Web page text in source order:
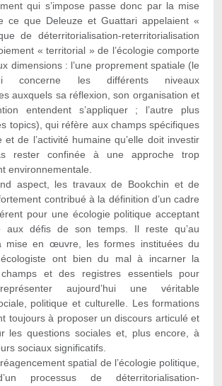
qui s’impose passe donc par la mise
ce que Deleuze et Guattari appelaient «
de déterritorialisation-reterritorialisation
« territorial » de l’écologie comporte
dimensions : l’une proprement spatiale (le
concerne les différents niveaux
auxquels sa réflexion, son organisation et
entendent s’appliquer ; l’autre plus
topics), qui réfère aux champs spécifiques
de l’activité humaine qu’elle doit investir
rester confinée à une approche trop
environnementale.
aspect, les travaux de Bookchin et de
contribué à la définition d’un cadre
pour une écologie politique acceptant
aux défis de son temps. Il reste qu’au
mise en œuvre, les formes instituées du
écologiste ont bien du mal à incarner la
et des registres essentiels pour
aujourd’hui une véritable
politique et culturelle. Les formations
toujours à proposer un discours articulé et
les questions sociales et, plus encore, à
sociaux significatifs.
spatial de l’écologie politique,
processus de déterritorialisation-